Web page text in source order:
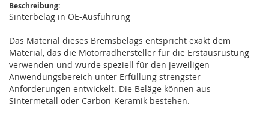
Beschreibung:
Sinterbelag in OE-Ausführung
Das Material dieses Bremsbelags entspricht exakt dem
Material, das die Motorradhersteller für die Erstausrüstung
verwenden und wurde speziell für den jeweiligen
Anwendungsbereich unter Erfüllung strengster
Anforderungen entwickelt. Die Beläge können aus
Sintermetall oder Carbon-Keramik bestehen.